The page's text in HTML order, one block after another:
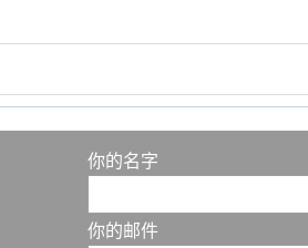
你的名字
你的邮件